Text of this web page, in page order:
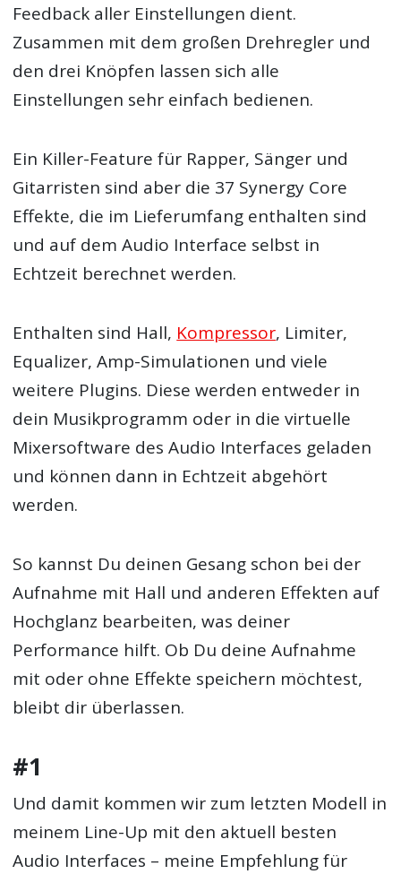
Feedback aller Einstellungen dient.
Zusammen mit dem großen Drehregler und
den drei Knöpfen lassen sich alle
Einstellungen sehr einfach bedienen.
Ein Killer-Feature für Rapper, Sänger und
Gitarristen sind aber die 37 Synergy Core
Effekte, die im Lieferumfang enthalten sind
und auf dem Audio Interface selbst in
Echtzeit berechnet werden.
Enthalten sind Hall, Kompressor, Limiter,
Equalizer, Amp-Simulationen und viele
weitere Plugins. Diese werden entweder in
dein Musikprogramm oder in die virtuelle
Mixersoftware des Audio Interfaces geladen
und können dann in Echtzeit abgehört
werden.
So kannst Du deinen Gesang schon bei der
Aufnahme mit Hall und anderen Effekten auf
Hochglanz bearbeiten, was deiner
Performance hilft. Ob Du deine Aufnahme
mit oder ohne Effekte speichern möchtest,
bleibt dir überlassen.
#1
Und damit kommen wir zum letzten Modell in
meinem Line-Up mit den aktuell besten
Audio Interfaces – meine Empfehlung für